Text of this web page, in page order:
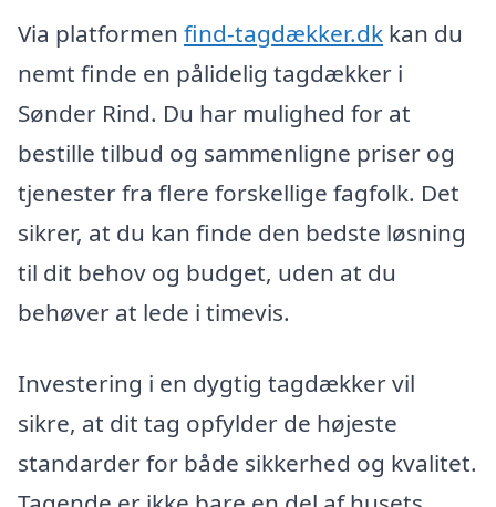
Via platformen find-tagdækker.dk kan du
nemt finde en pålidelig tagdækker i
Sønder Rind. Du har mulighed for at
bestille tilbud og sammenligne priser og
tjenester fra flere forskellige fagfolk. Det
sikrer, at du kan finde den bedste løsning
til dit behov og budget, uden at du
behøver at lede i timevis.
Investering i en dygtig tagdækker vil
sikre, at dit tag opfylder de højeste
standarder for både sikkerhed og kvalitet.